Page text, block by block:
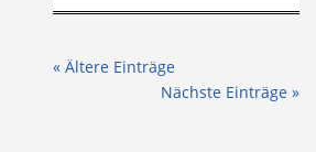
« Ältere Einträge
Nächste Einträge »